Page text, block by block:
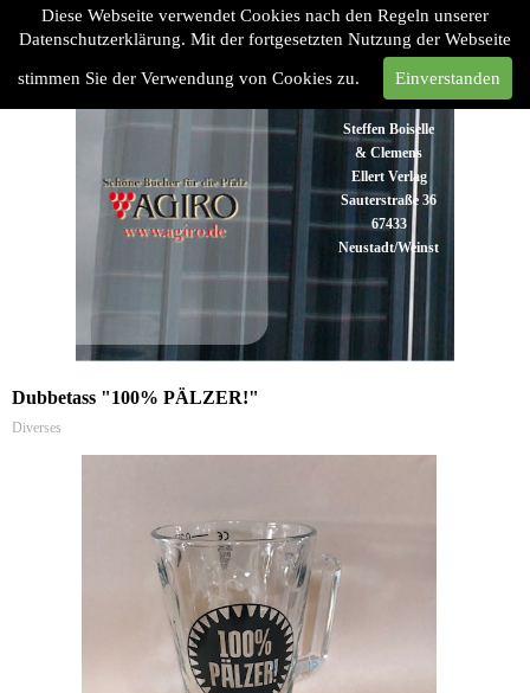
Diese Webseite verwendet Cookies nach den Regeln unserer
Datenschutzerklärung. Mit der fortgesetzten Nutzung der Webseite
stimmen Sie der Verwendung von Cookies zu. Einverstanden
Steffen Boiselle
& Clemens
Ellert Verlag
Sauterstraße 36
67433
Neustadt/Weinstraße
06321
48 93 43
Fax:
06321 48
Dubbetass "100% PÄLZER!"
Diverses